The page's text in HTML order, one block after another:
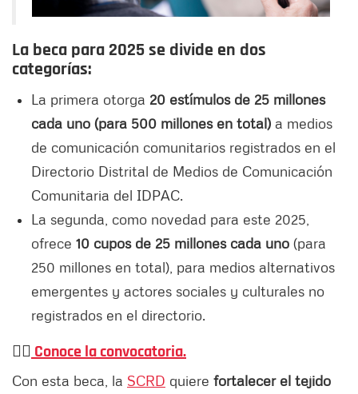
La beca para 2025 se divide en dos
categorías:
La primera otorga 20 estímulos de 25 millones
cada uno (para 500 millones en total) a medios
de comunicación comunitarios registrados en el
Directorio Distrital de Medios de Comunicación
Comunitaria del IDPAC.
La segunda, como novedad para este 2025,
ofrece 10 cupos de 25 millones cada uno (para
250 millones en total), para medios alternativos
emergentes y actores sociales y culturales no
registrados en el directorio.
👉🏻 Conoce la convocatoria.
Con esta beca, la SCRD quiere fortalecer el tejido